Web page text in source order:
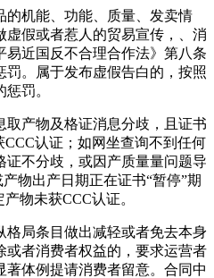
机能、功能、质量、发卖情
假或者惹人的贸易宣传，、消
易近国反不合理合作法》第八条
罚。属于发布虚假告白的，按照
罚。
产物及格证消息分歧，且证书
认证；如网坐查询不到任何
不分歧，或因产质量量问题导
物出产日期正在证书“暂停”期
物未获CCC认证。
局条目做出减轻或者免去本身
或者消费者权益的，要求运营者
体例提请消费者留意。合同中